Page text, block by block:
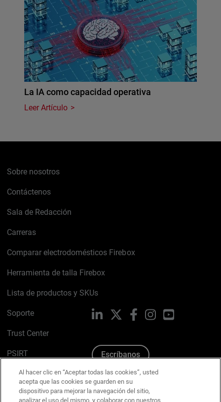
La IA como capacidad operativa
Leer Artículo
Sobre nosotros
Contáctenos
Sala de Redacción
Carreras
Comparar electrodomésticos Firebox
Herramienta de talla Firebox
Lista de productos y SKUs
Soporte
Trust Center
PSIRT
Política de cookies
Política de privacidad
LinkedIn FacebookInstagramYouTube
Escríbanos
Al hacer clic en “Aceptar todas las cookies”, usted
acepta que las cookies se guarden en su
dispositivo para mejorar la navegación del sitio,
analizar el uso del mismo, y colaborar con nuestros